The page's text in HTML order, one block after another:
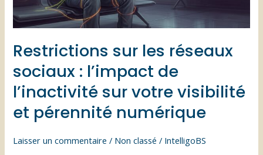
Restrictions sur les réseaux
sociaux : l’impact de
l’inactivité sur votre visibilité
et pérennité numérique
Laisser un commentaire / Non classé / IntelligoBS